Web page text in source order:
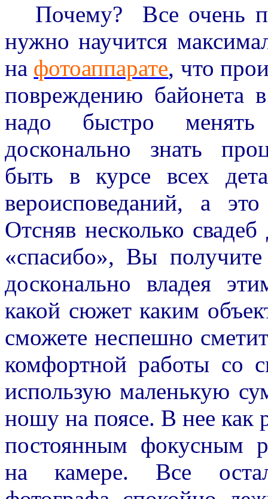
Почему? Все очень
нужно научится
на фотоаппарате, что
повреждению байонета
надо быстро
досконально знать
быть в курсе всех
вероисповеданий, а
Отсняв несколько
«спасибо», Вы
досконально владея
какой сюжет каким
сможете неспешно
комфортной работы со
использую маленькую
ношу на поясе. В нее как
постоянным фокусным
на камере. Все